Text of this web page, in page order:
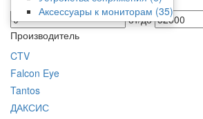
Аксессуары к мониторам (35)
Цена
от/до
Производитель
CTV
Falcon Eye
Tantos
ДАКСИС